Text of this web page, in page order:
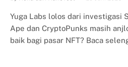
Yuga Labs lolos dari investigasi
Ape dan CryptoPunks masih
baik bagi pasar NFT? Baca